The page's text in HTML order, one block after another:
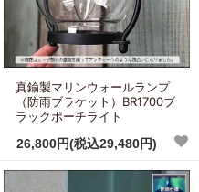
真鍮製マリンウォールランプ
（防雨ブラケット）BR1700ブ
ラックポーチライト
26,800円(税込29,480円)